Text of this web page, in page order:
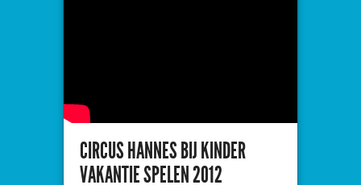
CIRCUS HANNES BIJ KINDER
VAKANTIE SPELEN 2012